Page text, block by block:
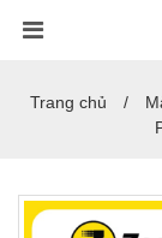
Trang chủ